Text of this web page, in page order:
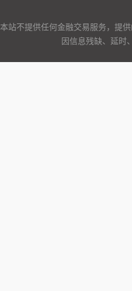
本站不提供任何金融交易服务，提
因信息残缺、延时